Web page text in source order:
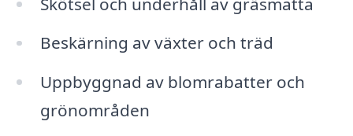
Beskärning av växter och träd
Uppbyggnad av blomrabatter och
grönområden